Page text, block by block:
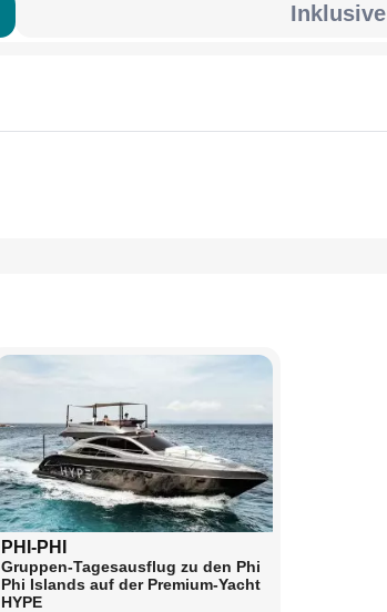
Inklusive
PHI-PHI
Gruppen-Tagesausflug zu den Phi
Phi Islands auf der Premium-Yacht
HYPE